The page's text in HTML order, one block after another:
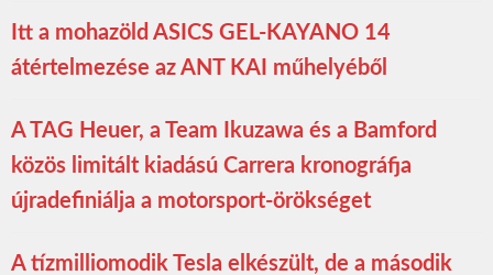
Itt a mohazöld ASICS GEL-KAYANO 14
átértelmezése az ANT KAI műhelyéből
A TAG Heuer, a Team Ikuzawa és a Bamford
közös limitált kiadású Carrera kronográfja
újradefiniálja a motorsport-örökséget
A tízmilliomodik Tesla elkészült, de a második